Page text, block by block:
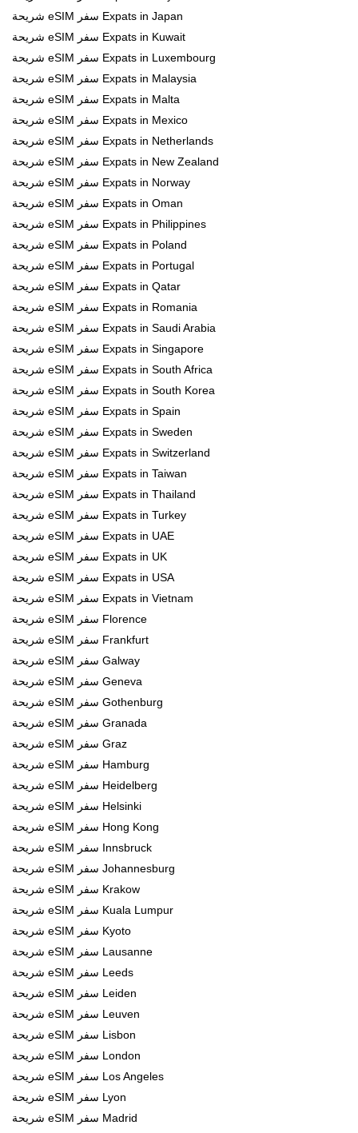
شريحة eSIM سفر Expats in Japan
شريحة eSIM سفر Expats in Kuwait
شريحة eSIM سفر Expats in Luxembourg
شريحة eSIM سفر Expats in Malaysia
شريحة eSIM سفر Expats in Malta
شريحة eSIM سفر Expats in Mexico
شريحة eSIM سفر Expats in Netherlands
شريحة eSIM سفر Expats in New Zealand
شريحة eSIM سفر Expats in Norway
شريحة eSIM سفر Expats in Oman
شريحة eSIM سفر Expats in Philippines
شريحة eSIM سفر Expats in Poland
شريحة eSIM سفر Expats in Portugal
شريحة eSIM سفر Expats in Qatar
شريحة eSIM سفر Expats in Romania
شريحة eSIM سفر Expats in Saudi Arabia
شريحة eSIM سفر Expats in Singapore
شريحة eSIM سفر Expats in South Africa
شريحة eSIM سفر Expats in South Korea
شريحة eSIM سفر Expats in Spain
شريحة eSIM سفر Expats in Sweden
شريحة eSIM سفر Expats in Switzerland
شريحة eSIM سفر Expats in Taiwan
شريحة eSIM سفر Expats in Thailand
شريحة eSIM سفر Expats in Turkey
شريحة eSIM سفر Expats in UAE
شريحة eSIM سفر Expats in UK
شريحة eSIM سفر Expats in USA
شريحة eSIM سفر Expats in Vietnam
شريحة eSIM سفر Florence
شريحة eSIM سفر Frankfurt
شريحة eSIM سفر Galway
شريحة eSIM سفر Geneva
شريحة eSIM سفر Gothenburg
شريحة eSIM سفر Granada
شريحة eSIM سفر Graz
شريحة eSIM سفر Hamburg
شريحة eSIM سفر Heidelberg
شريحة eSIM سفر Helsinki
شريحة eSIM سفر Hong Kong
شريحة eSIM سفر Innsbruck
شريحة eSIM سفر Johannesburg
شريحة eSIM سفر Krakow
شريحة eSIM سفر Kuala Lumpur
شريحة eSIM سفر Kyoto
شريحة eSIM سفر Lausanne
شريحة eSIM سفر Leeds
شريحة eSIM سفر Leiden
شريحة eSIM سفر Leuven
شريحة eSIM سفر Lisbon
شريحة eSIM سفر London
شريحة eSIM سفر Los Angeles
شريحة eSIM سفر Lyon
شريحة eSIM سفر Madrid